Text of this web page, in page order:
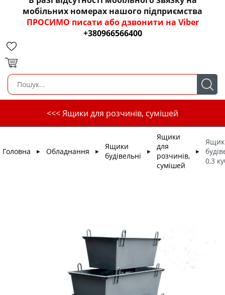
мобільних номерах нашого підприємства
ПРОСИМО писати або дзвонити на Viber
+380966566400
<<< Ящики для розчинів, сумішей
Головна ► Обладнання ►
Ящики
будівельні
►
Ящики
для
розчинів,
сумішей
►
Ящик
0,3